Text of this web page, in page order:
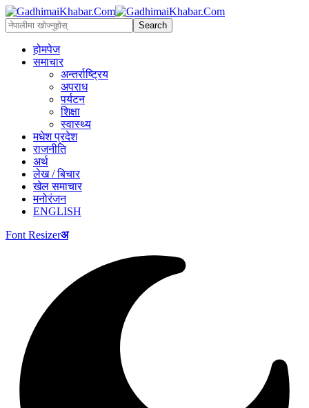
होमपेज
समाचार
अन्तर्राष्ट्रिय
अपराध
पर्यटन
शिक्षा
स्वास्थ्य
मधेश प्रदेश
राजनीति
अर्थ
लेख / बिचार
खेल समाचार
मनोरंजन
ENGLISH
Font Resizerअ